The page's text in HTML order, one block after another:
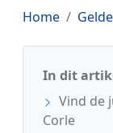
Home
In dit
Vind de
Corle